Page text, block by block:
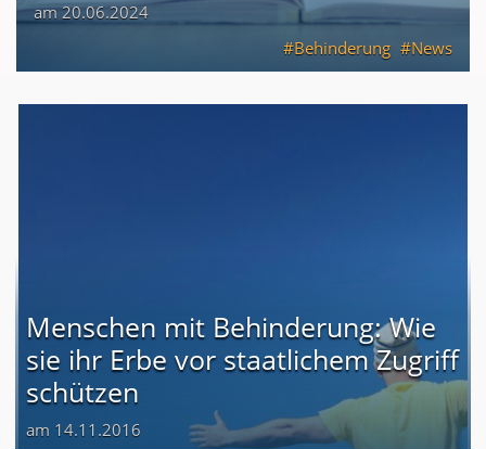
am 20.06.2024
Behinderung
News
Menschen mit Behinderung: Wie
sie ihr Erbe vor staatlichem Zugriff
schützen
am 14.11.2016